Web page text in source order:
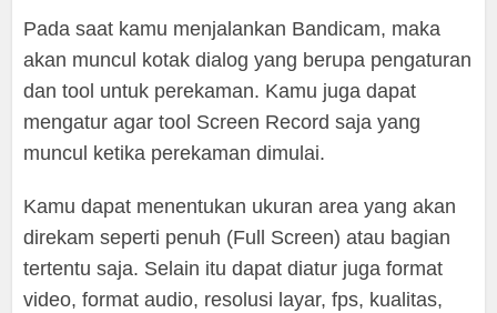
Pada saat kamu menjalankan Bandicam, maka
akan muncul kotak dialog yang berupa pengaturan
dan tool untuk perekaman. Kamu juga dapat
mengatur agar tool Screen Record saja yang
muncul ketika perekaman dimulai.
Kamu dapat menentukan ukuran area yang akan
direkam seperti penuh (Full Screen) atau bagian
tertentu saja. Selain itu dapat diatur juga format
video, format audio, resolusi layar, fps, kualitas,